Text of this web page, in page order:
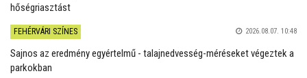
hőségriasztást
FEHÉRVÁRI SZÍNES 2026.08.07. 10:48
Sajnos az eredmény egyértelmű - talajnedvesség-méréseket végeztek a
parkokban